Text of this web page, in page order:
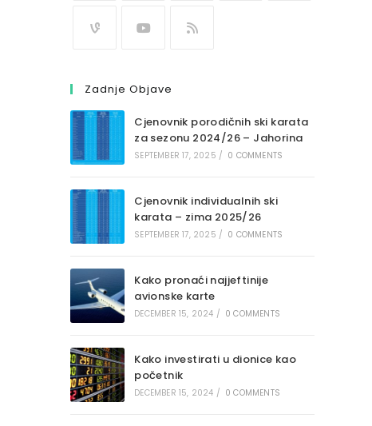
Zadnje Objave
Cjenovnik porodičnih ski karata
za sezonu 2024/26 – Jahorina
SEPTEMBER 17, 2025 / 0 COMMENTS
Cjenovnik individualnih ski
karata – zima 2025/26
SEPTEMBER 17, 2025 / 0 COMMENTS
Kako pronaći najjeftinije
avionske karte
DECEMBER 15, 2024 / 0 COMMENTS
Kako investirati u dionice kao
početnik
DECEMBER 15, 2024 / 0 COMMENTS